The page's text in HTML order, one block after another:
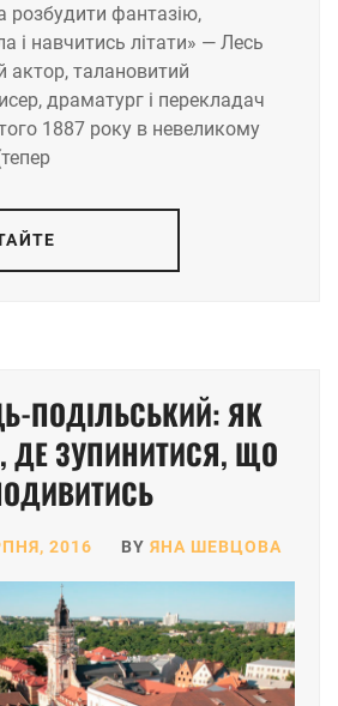
розбудити фантазію,
і навчитись літати» — Лесь
актор, талановитий
драматург і перекладач
1887 року в невеликому
ПОДІЛЬСЬКИЙ: ЯК
ДЕ ЗУПИНИТИСЯ, ЩО
2016 BY ЯНА ШЕВЦОВА